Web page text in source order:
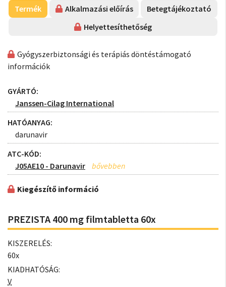
Termék Alkalmazási előírás
Betegtájékoztató
Helyettesíthetőség
Gyógyszerbiztonsági és terápiás döntéstámogató
információk
GYÁRTÓ:
Janssen-Cilag International
HATÓANYAG:
darunavir
ATC-KÓD:
J05AE10 - Darunavir
Kiegészítő információ
PREZISTA 400 mg filmtabletta 60x
KISZERELÉS:
60x
KIADHATÓSÁG:
V